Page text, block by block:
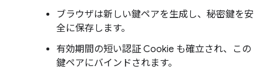
ブラウザは新しい鍵ペアを生成し、秘密鍵を安
全に保存します。
有効期間の短い認証 Cookie も確立され、この
鍵ペアにバインドされます。